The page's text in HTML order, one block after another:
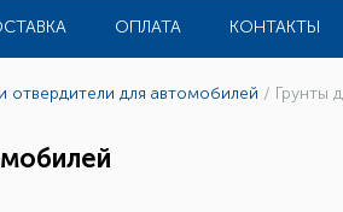
ОПЛАТА КОНТАКТЫ
отвердители для автомобилей / Грунты